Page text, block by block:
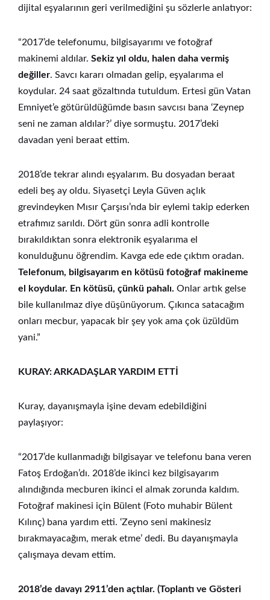
dijital eşyalarının geri verilmediğini şu sözlerle anlatıyor:
“2017’de telefonumu, bilgisayarımı ve fotoğraf
makinemi aldılar. Sekiz yıl oldu, halen daha vermiş
değiller. Savcı kararı olmadan gelip, eşyalarıma el
koydular. 24 saat gözaltında tutuldum. Ertesi gün Vatan
Emniyet’e götürüldüğümde basın savcısı bana ‘Zeynep
seni ne zaman aldılar?’ diye sormuştu. 2017’deki
davadan yeni beraat ettim.
2018’de tekrar alındı eşyalarım. Bu dosyadan beraat
edeli beş ay oldu. Siyasetçi Leyla Güven açlık
grevindeyken Mısır Çarşısı’nda bir eylemi takip ederken
etrafımız sarıldı. Dört gün sonra adli kontrolle
bırakıldıktan sonra elektronik eşyalarıma el
konulduğunu öğrendim. Kavga ede ede çıktım oradan.
Telefonum, bilgisayarım en kötüsü fotoğraf makineme
el koydular. En kötüsü, çünkü pahalı. Onlar artık gelse
bile kullanılmaz diye düşünüyorum. Çıkınca satacağım
onları mecbur, yapacak bir şey yok ama çok üzüldüm
yani.”
KURAY: ARKADAŞLAR YARDIM ETTİ
Kuray, dayanışmayla işine devam edebildiğini
paylaşıyor:
“2017’de kullanmadığı bilgisayar ve telefonu bana veren
Fatoş Erdoğan’dı. 2018’de ikinci kez bilgisayarım
alındığında mecburen ikinci el almak zorunda kaldım.
Fotoğraf makinesi için Bülent (Foto muhabir Bülent
Kılınç) bana yardım etti. ‘Zeyno seni makinesiz
bırakmayacağım, merak etme’ dedi. Bu dayanışmayla
çalışmaya devam ettim.
2018’de davayı 2911’den açtılar. (Toplantı ve Gösteri